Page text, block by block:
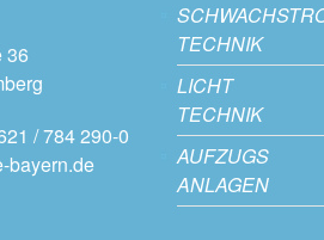
36
/ 784 290-0
bayern.de
TECHNIK
LICHT
TECHNIK
AUFZUGS
ANLAGEN